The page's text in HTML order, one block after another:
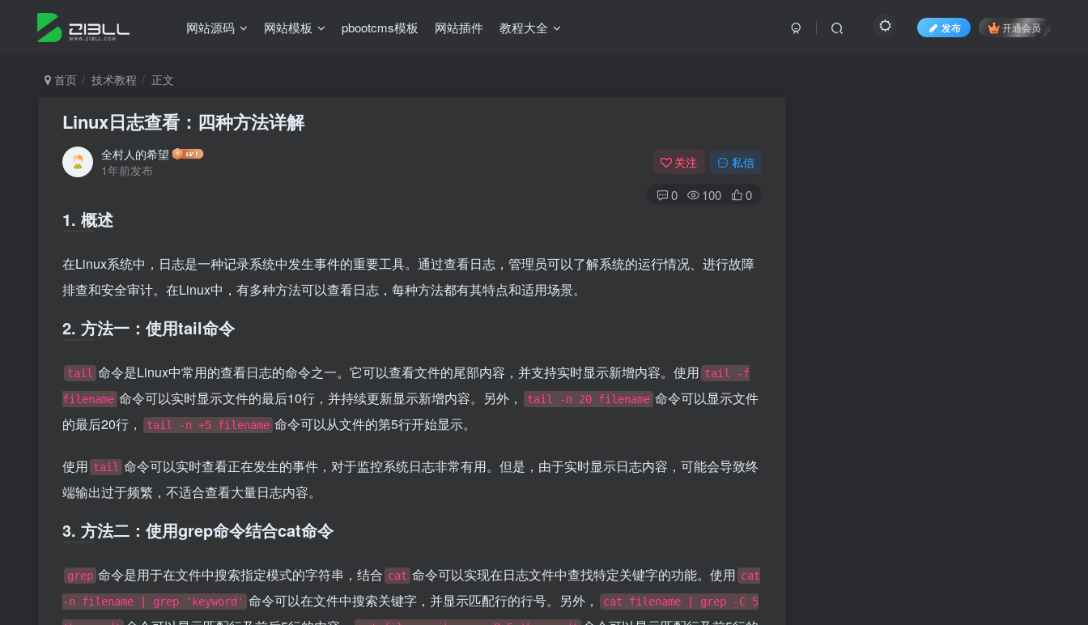
网站源码 网站模板 pbootcms模板 网站插件 教程大全 发布 开通会员
首页 技术教程 正文
Linux日志查看：四种方法详解
全村人的希望
1年前发布
关注 私信
0 100 0
1. 概述
在Linux系统中，日志是一种记录系统中发生事件的重要工具。通过查看日志，管理员可以了解系统的运行情况、进行故障
排查和安全审计。在Linux中，有多种方法可以查看日志，每种方法都有其特点和适用场景。
2. 方法一：使用tail命令
tail 命令是Linux中常用的查看日志的命令之一。它可以查看文件的尾部内容，并支持实时显示新增内容。使用 tail -f
filename 命令可以实时显示文件的最后10行，并持续更新显示新增内容。另外， tail -n 20 filename 命令可以显示文件
的最后20行，
tail -n +5 filename 命令可以从文件的第5行开始显示。
使用 tail 命令可以实时查看正在发生的事件，对于监控系统日志非常有用。但是，由于实时显示日志内容，可能会导致终
端输出过于频繁，不适合查看大量日志内容。
3. 方法二：使用grep命令结合cat命令
grep 命令是用于在文件中搜索指定模式的字符串，结合 cat 命令可以实现在日志文件中查找特定关键字的功能。使用 cat
-n filename | grep 'keyword' 命令可以在文件中搜索关键字，并显示匹配行的行号。另外，
cat filename | grep -C 5